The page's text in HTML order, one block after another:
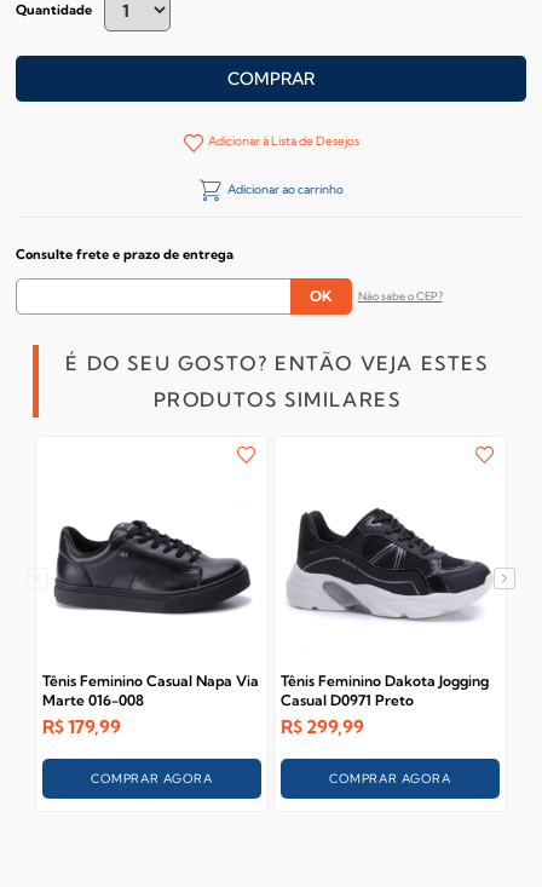
Quantidade
COMPRAR
Adicionar à Lista de Desejos
Adicionar ao carrinho
Consulte frete e prazo de entrega
Não sabe o CEP?
É DO SEU GOSTO? ENTÃO VEJA ESTES
PRODUTOS SIMILARES
Tênis Feminino Casual Napa Via
Marte 016-008
R$179,99
COMPRAR AGORA
Tênis Feminino Dakota Jogging
Casual D0971 Preto
R$ 299,99
COMPRAR AGORA